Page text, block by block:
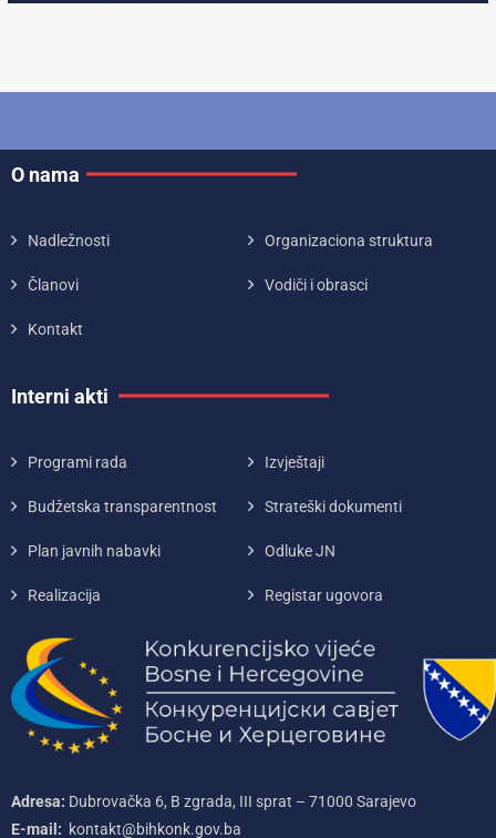
O nama
Nadležnosti Organizaciona struktura
Članovi Vodiči i obrasci
Kontakt
Interni akti
Programi rada Izvještaji
Budžetska transparentnost Strateški dokumenti
Plan javnih nabavki Odluke JN
Realizacija Registar ugovora
Adresa: Dubrovačka 6, B zgrada, III sprat – 71000‌ Sarajevo
E-mail: kontakt@bihkonk.gov.ba